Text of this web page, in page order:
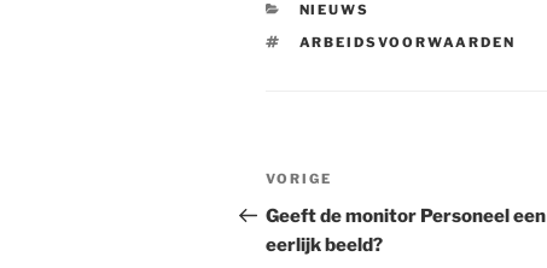
CATEGORIEËN
NIEUWS
TAGS
ARBEIDSVOORWAARDEN
Bericht
navigatie
Vorig
bericht
VORIGE
Geeft de monitor Personeel een
eerlijk beeld?